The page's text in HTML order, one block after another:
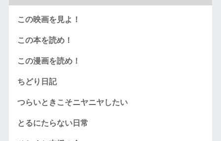
この映画を見よ！
この本を読め！
この漫画を読め！
ちどり日記
つらいときこそニヤニヤしたい
とるにたらない日常